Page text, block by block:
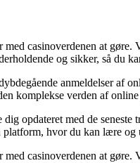
casinoverdenen at
og sikker, så du
anmeldelser af
komplekse verden af
opdateret med de
hvor du kan lære
casinoverdenen at